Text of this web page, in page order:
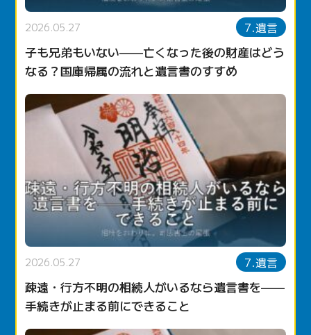
2026.05.27 7.遺言
子も兄弟もいない——亡くなった後の財産はどう
なる？国庫帰属の流れと遺言書のすすめ
2026.05.27 7.遺言
疎遠・行方不明の相続人がいるなら遺言書を——
手続きが止まる前にできること